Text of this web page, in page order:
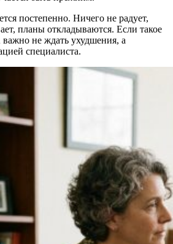
постепенно. Ничего не радует,
планы откладываются. Если такое
важно не ждать ухудшения, а
специалиста.